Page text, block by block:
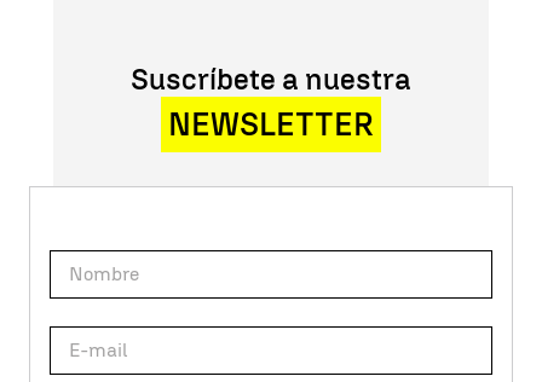
Suscríbete a nuestra
NEWSLETTER